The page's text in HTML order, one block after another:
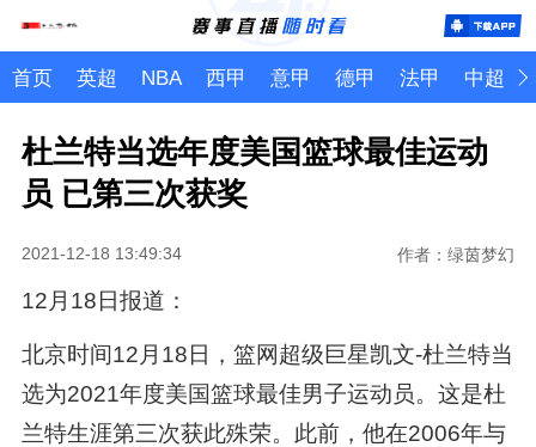
首页 英超 NBA 西甲 意甲 德甲 法甲 中超
杜兰特当选年度美国篮球最佳运动
员 已第三次获奖
2021-12-18 13:49:34 作者：绿茵梦幻
12月18日报道：
北京时间12月18日，篮网超级巨星凯文-杜兰特当
选为2021年度美国篮球最佳男子运动员。这是杜
兰特生涯第三次获此殊荣。此前，他在2006年与